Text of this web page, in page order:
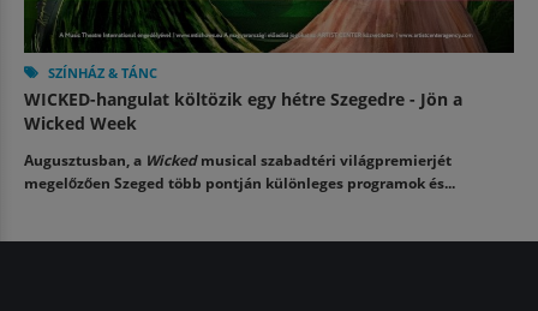
SZÍNHÁZ & TÁNC
WICKED-hangulat költözik egy hétre Szegedre - Jön a
Wicked Week
Augusztusban, a Wickedmusical szabadtéri világpremierjét
megelőzően Szeged több pontján különleges programok és...